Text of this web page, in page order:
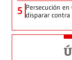
5 Persecución
disparar